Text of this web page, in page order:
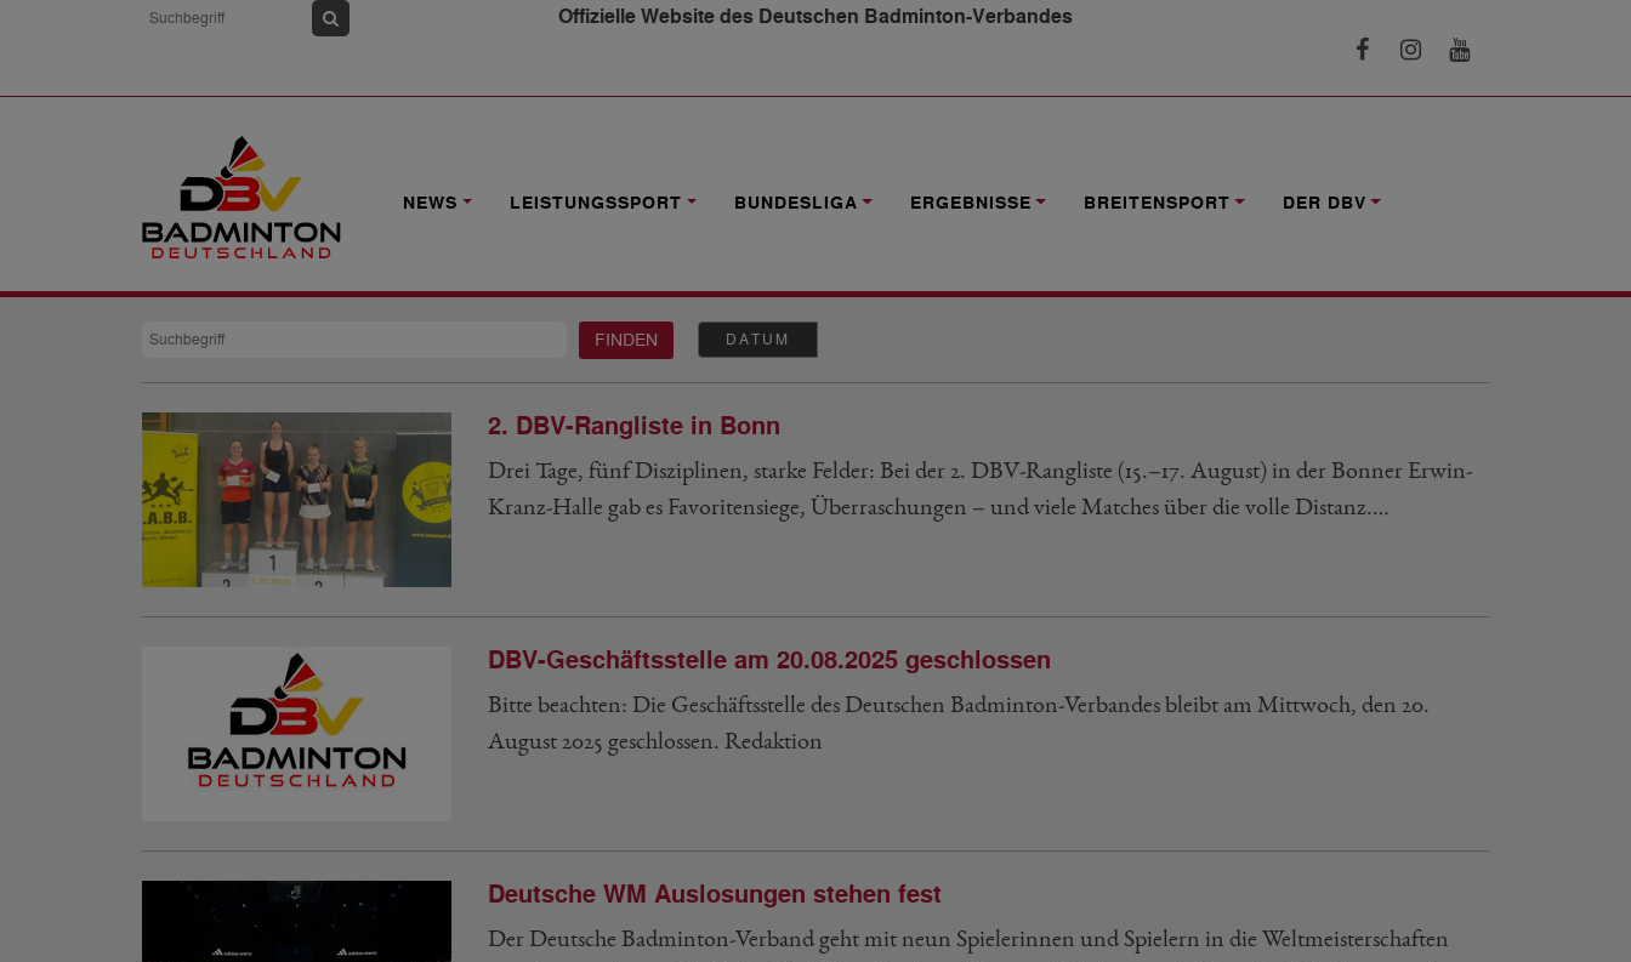
Offizielle Website des Deutschen Badminton-Verbandes
NEWS LEISTUNGSSPORT BUNDESLIGA ERGEBNISSE BREITENSPORT DER DBV
Suche
DATUM
2. DBV-Rangliste in Bonn
Drei Tage, fünf Disziplinen, starke Felder: Bei der 2. DBV-Rangliste (15.–17. August) in der Bonner Erwin-
Kranz-Halle gab es Favoritensiege, Überraschungen – und viele Matches über die volle Distanz.…
DBV-Geschäftsstelle am 20.08.2025 geschlossen
Bitte beachten: Die Geschäftsstelle des Deutschen Badminton-Verbandes bleibt am Mittwoch, den 20.
August 2025 geschlossen. Redaktion
Deutsche WM Auslosungen stehen fest
Der Deutsche Badminton-Verband geht mit neun Spielerinnen und Spielern in die Weltmeisterschaften